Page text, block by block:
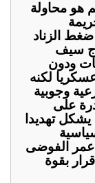
هو محاولة
الزناد
سيف
ودون
لكنه
وجوبية
على
تهديدا
عمر الفوضى
بقوة